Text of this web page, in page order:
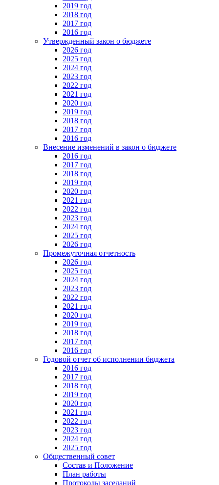
2019 год
2018 год
2017 год
2016 год
Утвержденный закон о бюджете
2026 год
2025 год
2024 год
2023 год
2022 год
2021 год
2020 год
2019 год
2018 год
2017 год
2016 год
Внесение изменений в закон о бюджете
2016 год
2017 год
2018 год
2019 год
2020 год
2021 год
2022 год
2023 год
2024 год
2025 год
2026 год
Промежуточная отчетность
2026 год
2025 год
2024 год
2023 год
2022 год
2021 год
2020 год
2019 год
2018 год
2017 год
2016 год
Годовой отчет об исполнении бюджета
2016 год
2017 год
2018 год
2019 год
2020 год
2021 год
2022 год
2023 год
2024 год
2025 год
Общественный совет
Состав и Положение
План работы
Протоколы заседаний